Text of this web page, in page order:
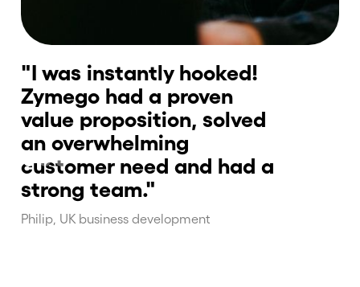
"I was instantly hooked!
Zymego had a proven
value proposition, solved
an overwhelming
customer need and had a
strong team."
Philip, UK business development